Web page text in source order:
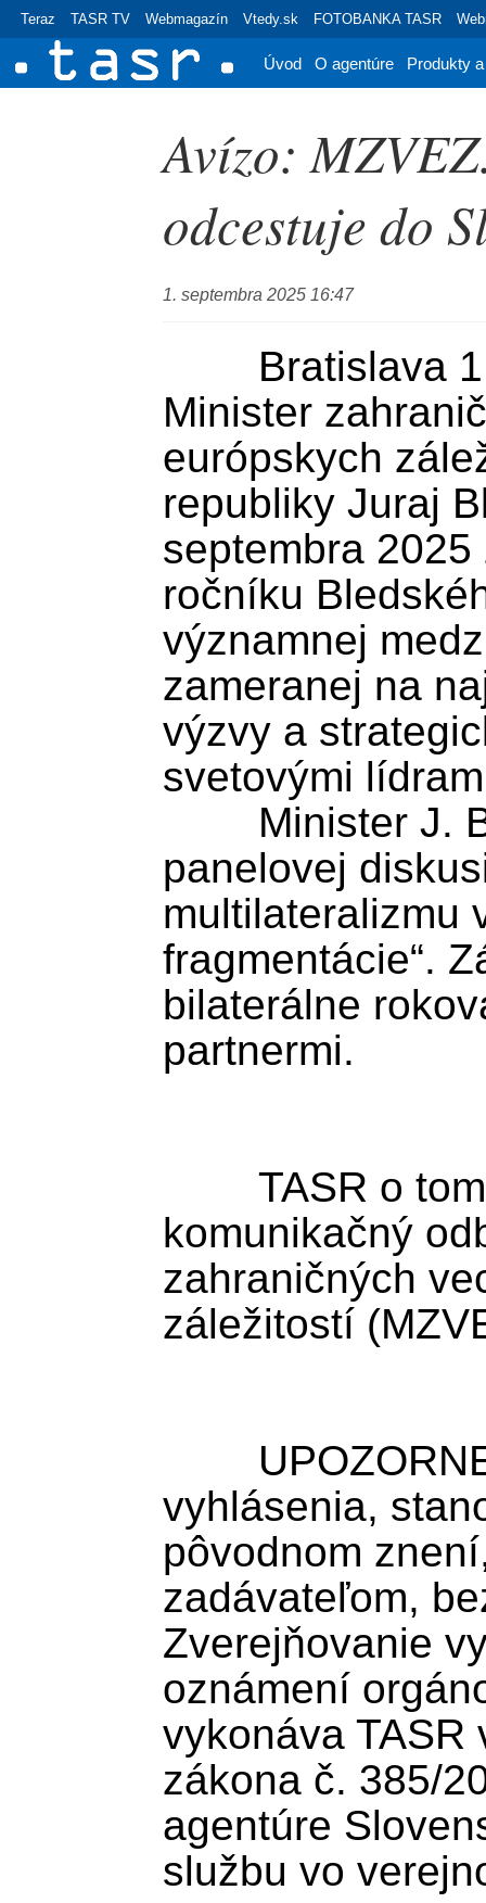
Teraz TASR TV Webmagazín Vtedy.sk FOTOBANKA TASR
Úvod O agentúre Produkty
Avízo:
odcestuje do
1. septembra 2025 16:47
Minister
európskych
republiky Juraj
septembra
ročníku
významnej
zameranej na
výzvy a
svetovými
panelovej
multilateralizmu
fragmentácie“.
bilaterálne
partnermi.
komunikačný
zahraničných
záležitostí
vyhlásenia,
pôvodnom
zadávateľom,
Zverejňovanie
oznámení
vykonáva TASR
zákona č. 385/
agentúre
službu vo